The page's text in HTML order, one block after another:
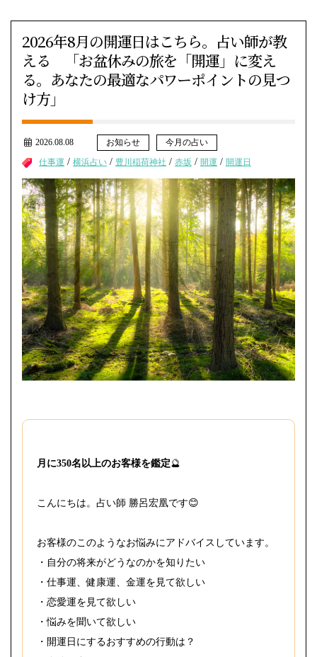
2026年8月の開運日はこちら。占い師が教
える 「お盆休みの旅を「開運」に変え
る。あなたの最適なパワーポイントの見つ
け方」
2026.08.08 お知らせ
今月の占い
仕事運 / 横浜占い / 豊川稲荷神社 / 赤坂 / 開運 / 開運日
月に350名以上のお客様を鑑定🔮
こんにちは。占い師 勝呂宏凰です😊
お客様のこのようなお悩みにアドバイスしています。
・自分の将来がどうなのかを知りたい
・仕事運、健康運、金運を見て欲しい
・恋愛運を見て欲しい
・悩みを聞いて欲しい
・開運日にするおすすめの行動は？